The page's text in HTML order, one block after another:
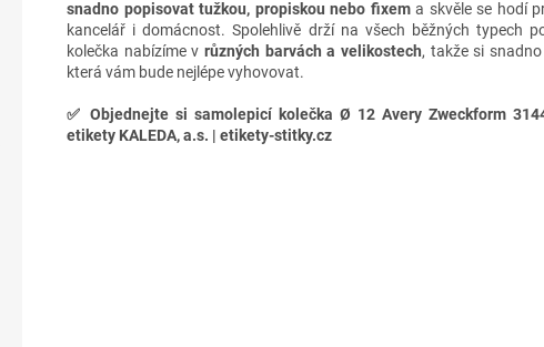
snadno popisovat tužkou, propiskou nebo fixem a skvěle se hodí
kancelář i domácnost. Spolehlivě drží na všech běžných typech
kolečka nabízíme vrůzných barvách a velikostech, takže si
která vám bude nejlépe vyhovovat.
✅Objednejte si samolepicí kolečka Ø 12 Avery Zweckform
etikety KALEDA, a.s. | etikety-stitky.cz